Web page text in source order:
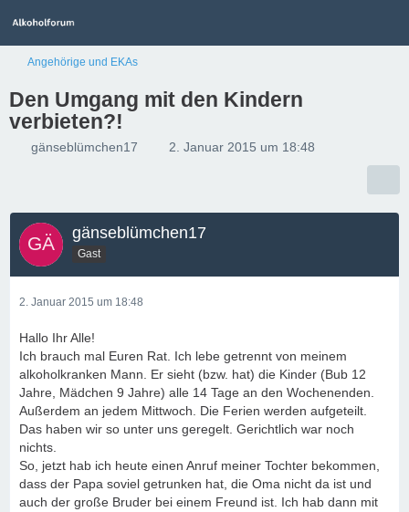
Angehörige und EKAs
Den Umgang mit den Kindern
verbieten?!
gänseblümchen17 2. Januar 2015 um 18:48
gänseblümchen17
Gast
2. Januar 2015 um 18:48
Hallo Ihr Alle!
Ich brauch mal Euren Rat. Ich lebe getrennt von meinem
alkoholkranken Mann. Er sieht (bzw. hat) die Kinder (Bub 12
Jahre, Mädchen 9 Jahre) alle 14 Tage an den Wochenenden.
Außerdem an jedem Mittwoch. Die Ferien werden aufgeteilt.
Das haben wir so unter uns geregelt. Gerichtlich war noch
nichts.
So, jetzt hab ich heute einen Anruf meiner Tochter bekommen,
dass der Papa soviel getrunken hat, die Oma nicht da ist und
auch der große Bruder bei einem Freund ist. Ich hab dann mit